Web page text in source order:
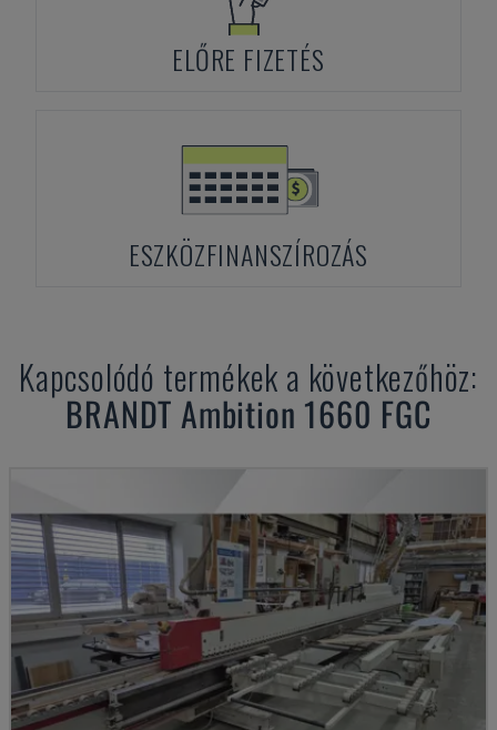
ELŐRE FIZETÉS
ESZKÖZFINANSZÍROZÁS
Kapcsolódó termékek a következőhöz:
BRANDT Ambition 1660 FGC